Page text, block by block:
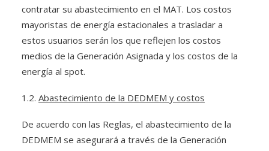
contratar su abastecimiento en el MAT. Los costos
mayoristas de energía estacionales a trasladar a
estos usuarios serán los que reflejen los costos
medios de la Generación Asignada y los costos de la
energía al spot.
1.2. Abastecimiento de la DEDMEM y costos
De acuerdo con las Reglas, el abastecimiento de la
DEDMEM se asegurará a través de la Generación